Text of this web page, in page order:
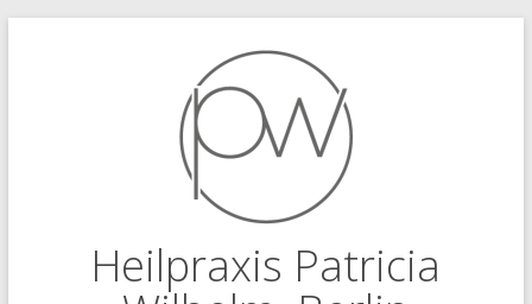
Heilpraxis Patricia